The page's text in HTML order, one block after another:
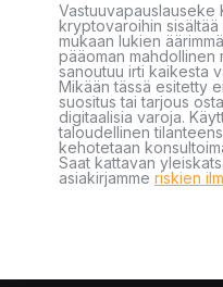
Vastuuvapauslauseke
kryptovaroihin sisältää
mukaan lukien
pääoman mahdollinen
sanoutuu irti kaikesta
Mikään tässä esitetty
suositus tai tarjous
digitaalisia varoja.
taloudellinen
kehotetaan
Saat kattavan
asiakirjamme riskien